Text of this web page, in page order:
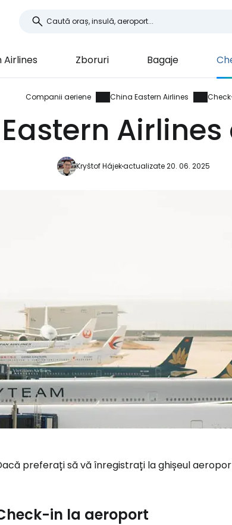
Airlines Zboruri Bagaje
Companii aeriene China Eastern Airlines
Kryštof Hájekactualizate 20. 06. 2025
preferați să vă înregistrați la ghișeul
in la aeroport